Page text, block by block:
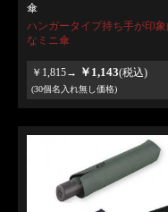
傘
ハンガータイプ持ち手が印象
なミニ傘
￥1,815→ ￥1,143(税込)
(30個名入れ無し価格)